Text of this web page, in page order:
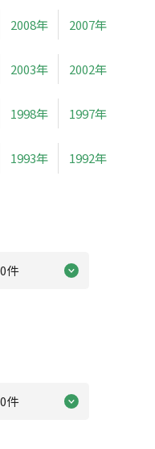
2008年 2007年
2003年 2002年
1998年 1997年
1993年 1992年